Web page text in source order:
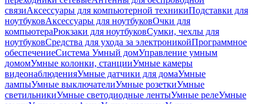
связиАксессуары для компьютерной техникиПодставки для
ноутбуковАксессуары для ноутбуковОчки для
компьютераРюкзаки для ноутбуковСумки, чехлы для
ноутбуковСредства для ухода за электроникойПрограммное
обеспечениеСистема Умный домУправление умным
домомУмные колонки, станцииУмные камеры
видеонаблюденияУмные датчики для домаУмные
лампыУмные выключателиУмные розеткиУмные
светильникиУмные светодиодные лентыУмные релеУмные